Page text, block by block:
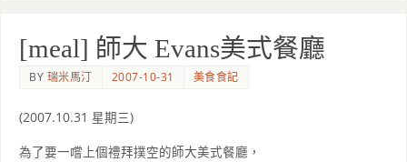
[meal] 師大 Evans美式餐廳
BY 瑞米馬汀 2007-10-31 美食食記
(2007.10.31 星期三)
為了要一嚐上個禮拜撲空的師大美式餐廳，